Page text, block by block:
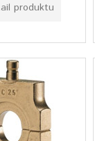
produktu